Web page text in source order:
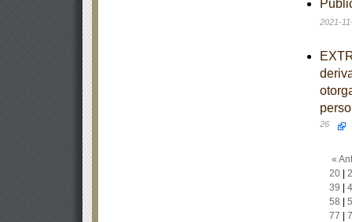
2021-
26
«
20|
39
58
77